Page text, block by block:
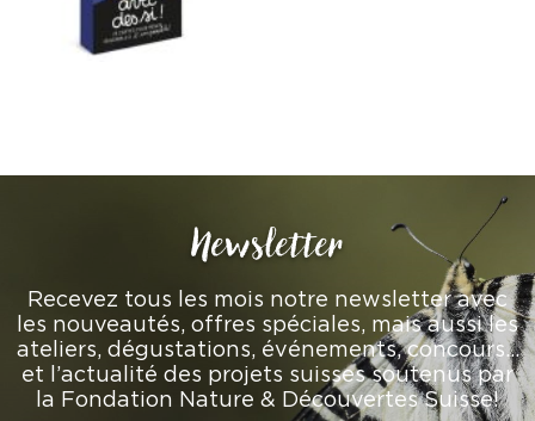
Newsletter
Recevez tous les mois notre newsletter avec
les nouveautés, offres spéciales, mais aussi les
ateliers, dégustations, événements, concours…
et l’actualité des projets suisses soutenus par
la Fondation Nature & Découvertes Suisse!